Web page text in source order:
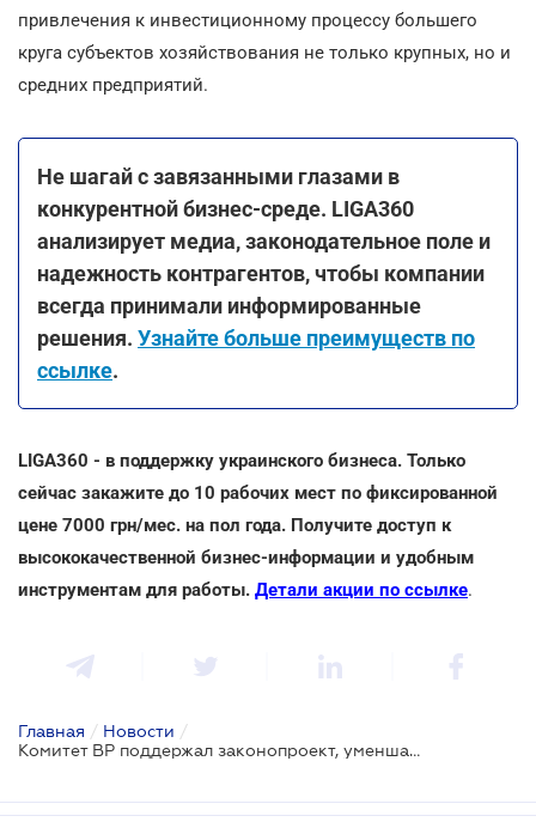
привлечения к инвестиционному процессу большего
круга субъектов хозяйствования не только крупных, но и
средних предприятий.
Не шагай с завязанными глазами в
конкурентной бизнес-среде. LIGA360
анализирует медиа, законодательное поле и
надежность контрагентов, чтобы компании
всегда принимали информированные
решения. Узнайте больше преимуществ по
ссылке.
LIGA360 - в поддержку украинского бизнеса. Только
сейчас закажите до 10 рабочих мест по фиксированной
цене 7000 грн/мес. на пол года. Получите доступ к
высококачественной бизнес-информации и удобным
инструментам для работы. Детали акции по ссылке.
Главная / Новости /
Комитет ВР поддержал законопроект, уменшающий требования к инвестпроектам со значительными инвестициями